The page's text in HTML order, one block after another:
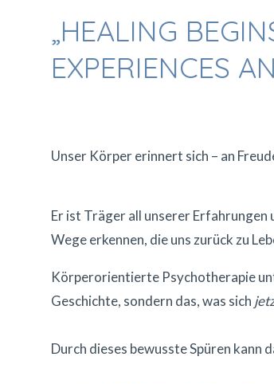
„HEALING
EXPERIENCES
Unser Körper erinnert sich – an
Er ist Träger all unserer Erfahrungen
Wege erkennen, die uns zurück zu
Körperorientierte Psychotherapie
Geschichte, sondern das, was sich
Durch dieses bewusste Spüren kann